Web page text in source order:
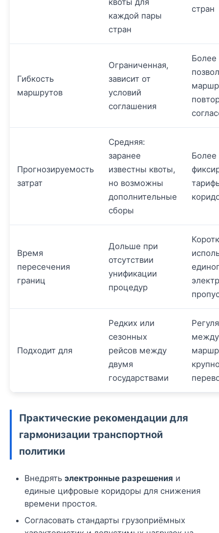
квоты для
каждой пары
стран
стран
Гибкость
маршрутов
Ограниченная,
зависит от
условий
соглашения
Более
Прогнозируемость
затрат
Средняя:
заранее
известны квоты,
но возможны
дополнительные
сборы
Более
Время
пересечения
границ
Дольше при
отсутствии
унификации
процедур
Подходит для
Редких или
сезонных
рейсов между
двумя
государствами
Практические рекомендации для
гармонизации транспортной
политики
Внедрять электронные разрешения и
единые цифровые коридоры для снижения
времени простоя.
Согласовать стандарты грузоприёмных